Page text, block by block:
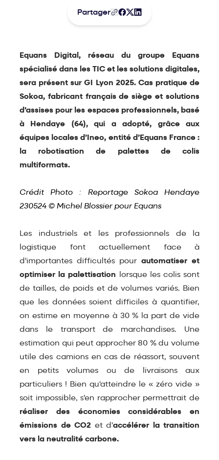
Partager
Equans Digital, réseau du groupe Equans
spécialisé dans les TIC et les solutions digitales,
sera présent sur GI Lyon 2025. Cas pratique de
Sokoa, fabricant français de siège et solutions
d’assises pour les espaces professionnels, basé
à Hendaye (64), qui a adopté, grâce aux
équipes locales d’Ineo, entité d’Equans France :
la robotisation de palettes de colis
multiformats.
Crédit Photo : Reportage Sokoa Hendaye
230524 © Michel Blossier pour Equans
Les industriels et les professionnels de la
logistique font actuellement face à
d'importantes difficultés pour automatiser et
optimiser la palettisation lorsque les colis sont
de tailles, de poids et de volumes variés. Bien
que les données soient difficiles à quantifier,
on estime en moyenne à 30 % la part de vide
dans le transport de marchandises. Une
estimation qui peut approcher 80 % du volume
utile des camions en cas de réassort, souvent
en petits volumes ou de livraisons aux
particuliers ! Bien qu'atteindre le « zéro vide »
soit impossible, s'en rapprocher permettrait de
réaliser des économies considérables en
émissions de CO2 et d'accélérer la transition
vers la neutralité carbone.